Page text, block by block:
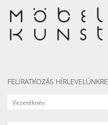
FELIRATKOZÁS HÍRLEVELÜNKRE